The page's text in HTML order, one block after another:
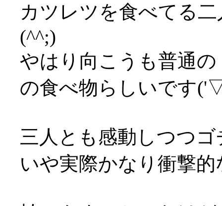
カツレツを食べてる
(^^;)
やはり向こうも普通
の食べ物らしいです
三人とも感動しつつ
いや実際かなり衝撃